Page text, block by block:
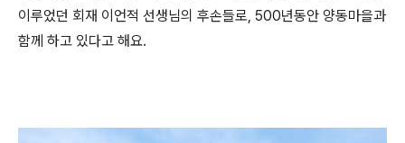
이루었던 회재 이언적 선생님의 후손들로, 500년동안 양동마을과
함께 하고 있다고 해요.